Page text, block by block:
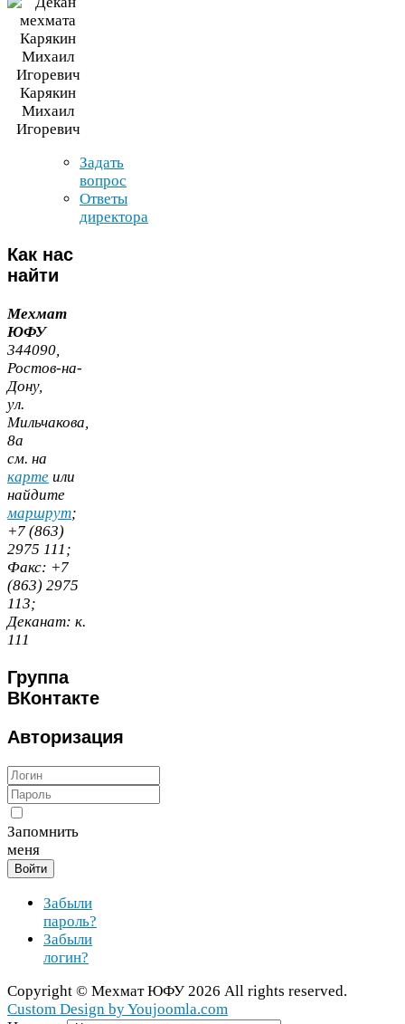
Карякин
Михаил
Игоревич
Задать
вопрос
Ответы
директора
Как нас
найти
Мехмат
ЮФУ
344090
Ростов-​на-​
Дону,
ул.
Мильчакова,
8а
cм. на
карте или
найдите
маршрут;
+7 (863)
2975 111 ;
Факс: +7
(863) 2975
113;
Деканат: к.
111
Группа
ВКонтакте
Авторизация
Запомнить
меня
Войти
Забыли
пароль?
Забыли
логин?
Copy­right © МехматЮФУ 2026 All rights reserved.
Cus­tom Design by You​joomla​.com